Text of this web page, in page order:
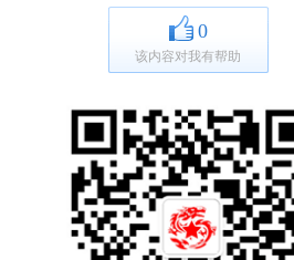
0
该内容对我有帮助